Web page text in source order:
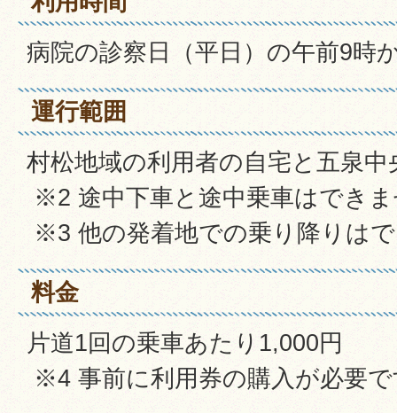
病院の診察日（平日）の午前9時
運行範囲
村松地域の利用者の自宅と五泉中
※2 途中下車と途中乗車はでき
※3 他の発着地での乗り降りは
料金
片道1回の乗車あたり1,000円
※4 事前に利用券の購入が必要